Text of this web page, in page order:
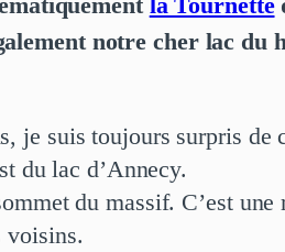
notre cher lac du
je suis toujours surpris de
du lac d’Annecy.
du massif. C’est
voisins.